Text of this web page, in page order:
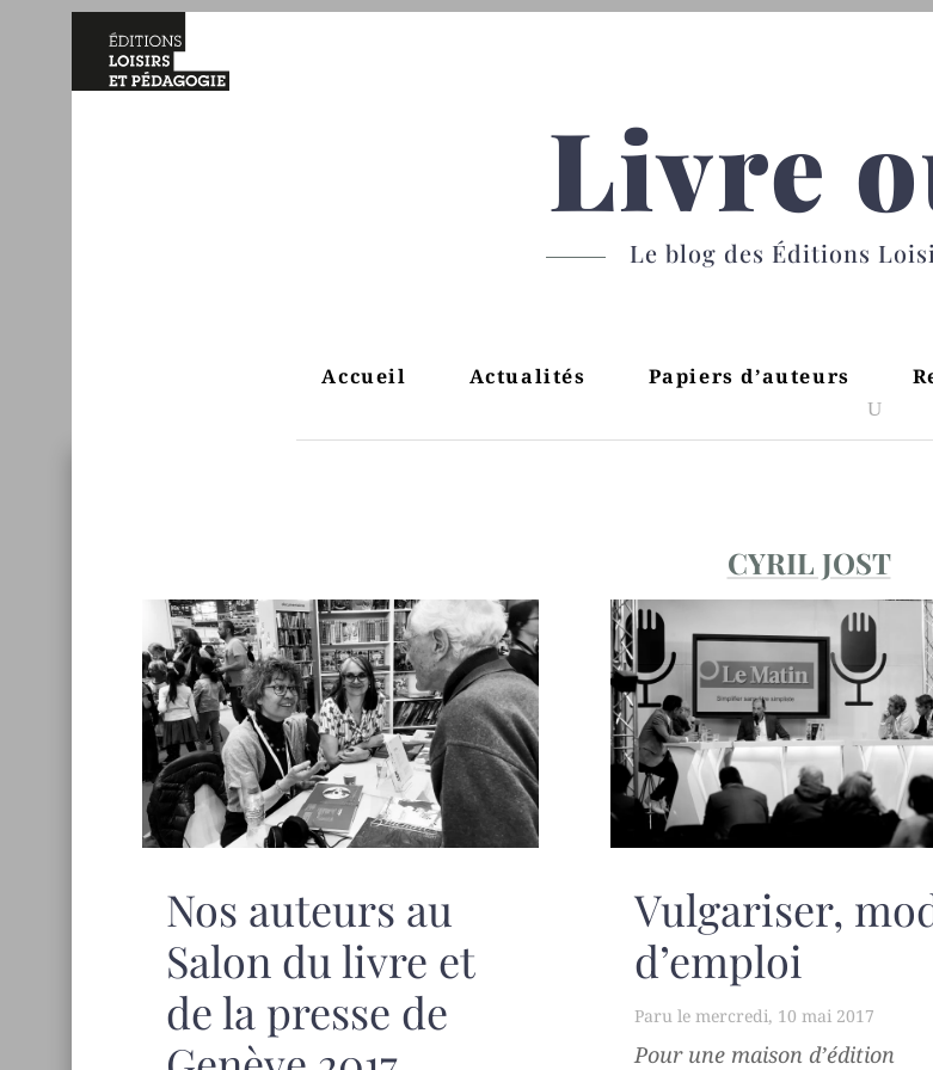
Livre
Le blog des Éditions
Accueil Actualités Papiers d’auteurs
CYRIL JOST
Nos auteurs au
Salon du livre et
de la presse de
Vulgariser,
d’emploi
mercredi, 10 mai 2017
Pour une maison d’édition